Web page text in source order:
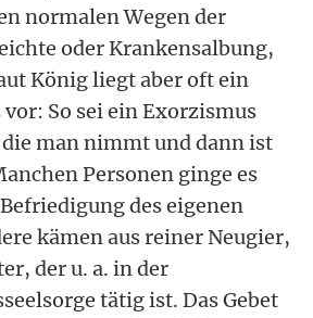
normalen Wegen der
oder Krankensalbung,
König liegt aber oft ein
So sei ein Exorzismus
man nimmt und dann ist
Personen ginge es
des eigenen
kämen aus reiner Neugier,
der u. a. in der
tätig ist. Das Gebet